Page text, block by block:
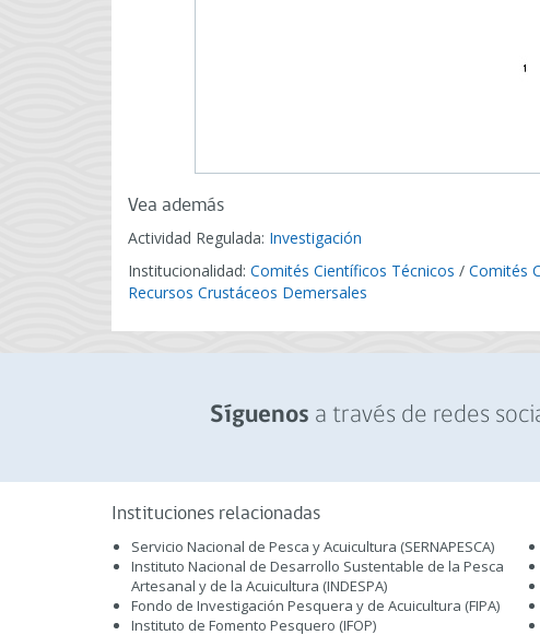
Vea además
Actividad Regulada: Investigación
Institucionalidad: Comités Científicos Técnicos / Comités
Recursos Crustáceos Demersales
Síguenos a través de redes
Instituciones relacionadas
Servicio Nacional de Pesca y Acuicultura (SERNAPESCA)
Instituto Nacional de Desarrollo Sustentable de la Pesca
Artesanal y de la Acuicultura (INDESPA)
Fondo de Investigación Pesquera y de Acuicultura (FIPA)
Instituto de Fomento Pesquero (IFOP)